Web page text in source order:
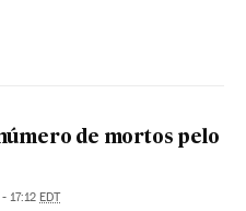
de mortos pelo
17:12 EDT